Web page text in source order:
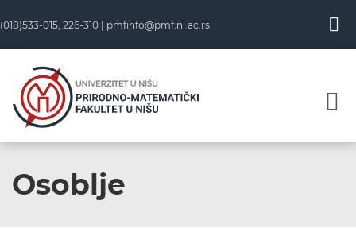
(018)533-015, 226-310 | pmfinfo@pmf.ni.ac.rs
Osoblje